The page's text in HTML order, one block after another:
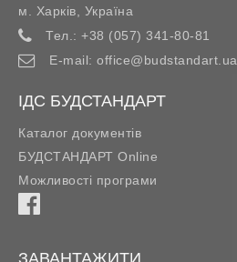
м. Харків
Україна
Тел.: +38 (057) 341-80-81
E-mail: office@budstandart.ua
ІДС БУДСТАНДАРТ
Каталог документів
БУДСТАНДАРТ Online
Можливості програми
ЗАВАНТАЖИТИ